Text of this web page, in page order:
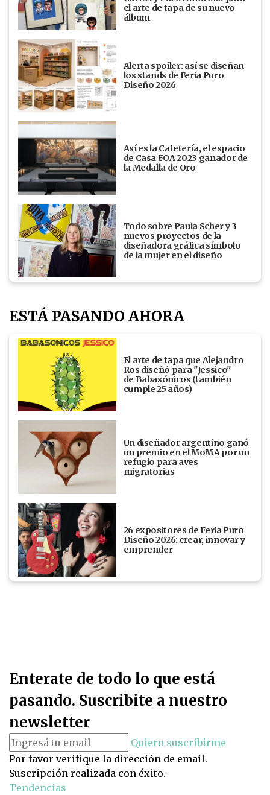
el arte de tapa de su nuevo
álbum
Alerta spoiler: así se diseñan
los stands de Feria Puro
Diseño 2026
Así es la Cafetería, el espacio
de Casa FOA 2023 ganador de
la Medalla de Oro
Todo sobre Paula Scher y 3
nuevos proyectos de la
diseñadora gráfica símbolo
de la mujer en el diseño
ESTÁ PASANDO AHORA
El arte de tapa que Alejandro
Ros diseñó para "Jessico"
de Babasónicos (también
cumple 25 años)
Un diseñador argentino ganó
un premio en el MoMA por un
refugio para aves
migratorias
26 expositores de Feria Puro
Diseño 2026: crear, innovar y
emprender
Enterate de todo lo que está
pasando. Suscribite a nuestro
newsletter
Quiero suscribirme
Por favor verifique la dirección de email.
Suscripción realizada con éxito.
Tendencias